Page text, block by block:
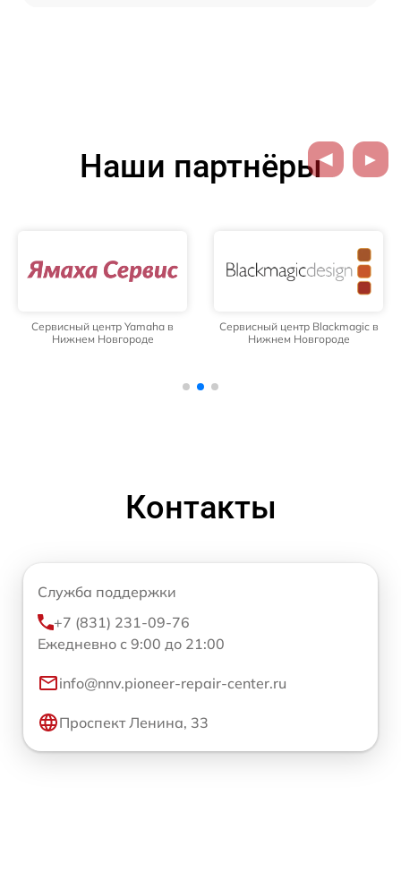
Наши партнёры
Сервисный центр Yamaha в
Нижнем Новгороде
Сервисный центр Blackmagic в
Нижнем Новгороде
Контакты
Служба поддержки
+7 (831) 231-09-76
Ежедневно с 9:00 до 21:00
info@nnv.pioneer-repair-center.ru
Проспект Ленина, 33